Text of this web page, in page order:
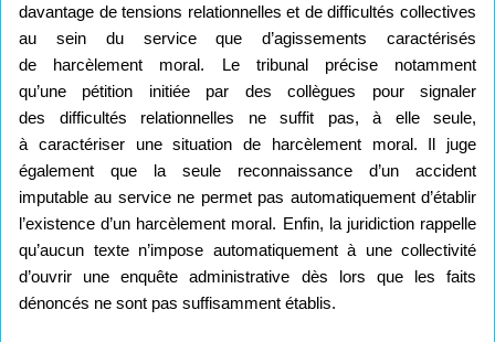
davantage de tensions relationnelles et de difficultés collectives
au sein du service que d’agissements caractérisés
de harcèlement moral. Le tribunal précise notamment
qu’une pétition initiée par des collègues pour signaler
des difficultés relationnelles ne suffit pas, à elle seule,
à caractériser une situation de harcèlement moral. Il juge
également que la seule reconnaissance d’un accident
imputable au service ne permet pas automatiquement d’établir
l’existence d’un harcèlement moral. Enfin, la juridiction rappelle
qu’aucun texte n’impose automatiquement à une collectivité
d’ouvrir une enquête administrative dès lors que les faits
dénoncés ne sont pas suffisamment établis.